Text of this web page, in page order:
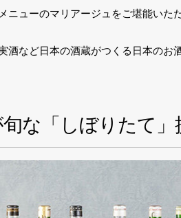
ニューのマリアージュをご堪能いた
など日本の酒蔵がつくる日本のお
な「しぼりたて」